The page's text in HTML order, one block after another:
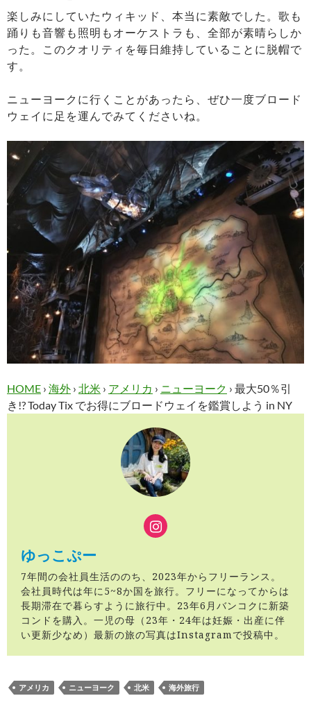
楽しみにしていたウィキッド、本当に素敵でした。歌も
踊りも音響も照明もオーケストラも、全部が素晴らしか
った。このクオリティを毎日維持していることに脱帽で
す。
ニューヨークに行くことがあったら、ぜひ一度ブロード
ウェイに足を運んでみてくださいね。
HOME › 海外 › 北米 › アメリカ › ニューヨーク › 最大50％引
き!? Today Tix でお得にブロードウェイを鑑賞しよう in NY
ゆっこぷー
7年間の会社員生活ののち、2023年からフリーランス。
会社員時代は年に5~8か国を旅行。フリーになってからは
長期滞在で暮らすように旅行中。23年6月バンコクに新築
コンドを購入。一児の母（23年・24年は妊娠・出産に伴
い更新少なめ）最新の旅の写真はInstagramで投稿中。
アメリカ ニューヨーク 北米 海外旅行